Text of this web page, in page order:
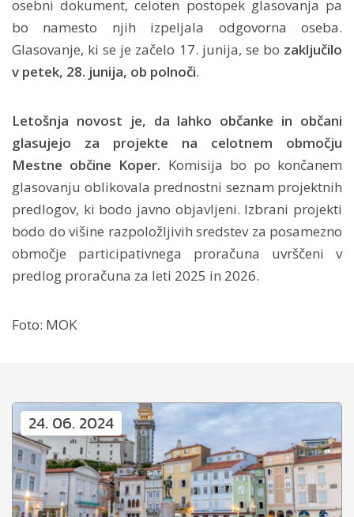
osebni dokument, celoten postopek glasovanja pa
bo namesto njih izpeljala odgovorna oseba.
Glasovanje, ki se je začelo 17. junija, se bo zaključilo
v petek, 28. junija, ob polnoči.
Letošnja novost je, da lahko občanke in občani
glasujejo za projekte na celotnem območju
Mestne občine Koper. Komisija bo po končanem
glasovanju oblikovala prednostni seznam projektnih
predlogov, ki bodo javno objavljeni. Izbrani projekti
bodo do višine razpoložljivih sredstev za posamezno
območje participativnega proračuna uvrščeni v
predlog proračuna za leti 2025 in 2026.
Foto: MOK
24. 06. 2024